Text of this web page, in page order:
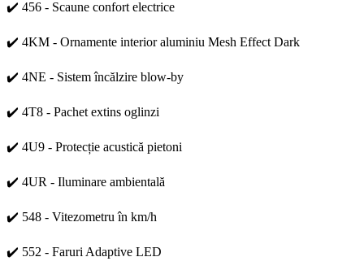
✔️ 456 - Scaune confort electrice
✔️ 4KM - Ornamente interior aluminiu Mesh Effect Dark
✔️ 4NE - Sistem încălzire blow-by
✔️ 4T8 - Pachet extins oglinzi
✔️ 4U9 - Protecție acustică pietoni
✔️ 4UR - Iluminare ambientală
✔️ 548 - Vitezometru în km/h
✔️ 552 - Faruri Adaptive LED